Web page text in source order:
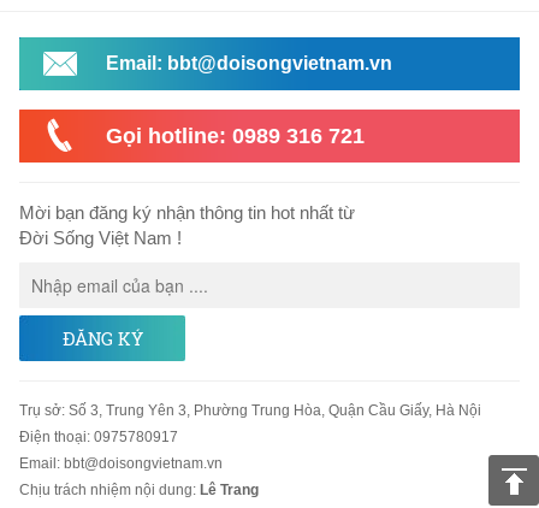
Email: bbt@doisongvietnam.vn
Gọi hotline: 0989 316 721
Mời bạn đăng ký nhận thông tin hot nhất từ
Đời Sống Việt Nam !
ĐĂNG KÝ
Trụ sở: Số 3, Trung Yên 3, Phường Trung Hòa, Quận Cầu Giấy, Hà Nội
Điện thoại: 0975780917
Email : bbt@doisongvietnam.vn
Chịu trách nhiệm nội dung: Lê Trang